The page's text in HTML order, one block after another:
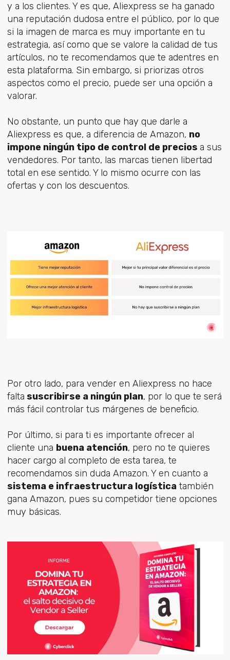
y a los clientes. Y es que, Aliexpress se ha ganado
una reputación dudosa entre el público, por lo que
si la imagen de marca es muy importante en tu
estrategia, así como que se valore la calidad de tus
artículos, no te recomendamos que te adentres en
esta plataforma. Sin embargo, si priorizas otros
aspectos como el precio, puede ser una opción a
valorar.
No obstante, un punto que hay que darle a
Aliexpress es que, a diferencia de Amazon, no
impone ningún tipo de control de precios a sus
vendedores. Por tanto, las marcas tienen libertad
total en ese sentido. Y lo mismo ocurre con las
ofertas y con los descuentos.
Por otro lado, para vender en Aliexpress no hace
falta suscribirse a ningún plan, por lo que te será
más fácil controlar tus márgenes de beneficio.
Por último, si para ti es importante ofrecer al
cliente una buena atención, pero no te quieres
hacer cargo al completo de esta tarea, te
recomendamos sin duda Amazon. Y en cuanto a
sistema e infraestructura logísticatambién
gana Amazon, pues su competidor tiene opciones
muy básicas.